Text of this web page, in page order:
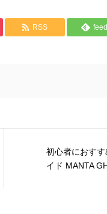
RSS
初心者におす
イド MANTA